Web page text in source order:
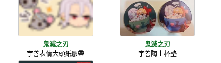
鬼滅之刃
宇善表情大頭紙膠帶
鬼滅之刃
宇善陶土杯墊